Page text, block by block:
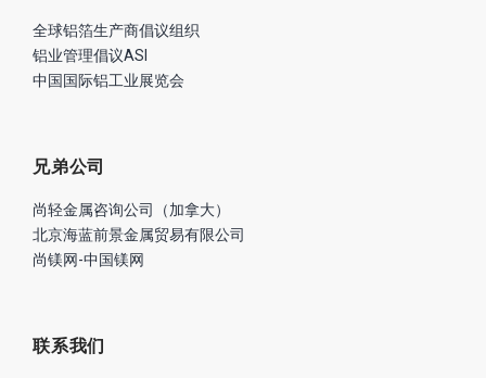
全球铝箔生产商倡议组织
铝业管理倡议ASI
中国国际铝工业展览会
兄弟公司
尚轻金属咨询公司（加拿大）
北京海蓝前景金属贸易有限公司
尚镁网-中国镁网
联系我们